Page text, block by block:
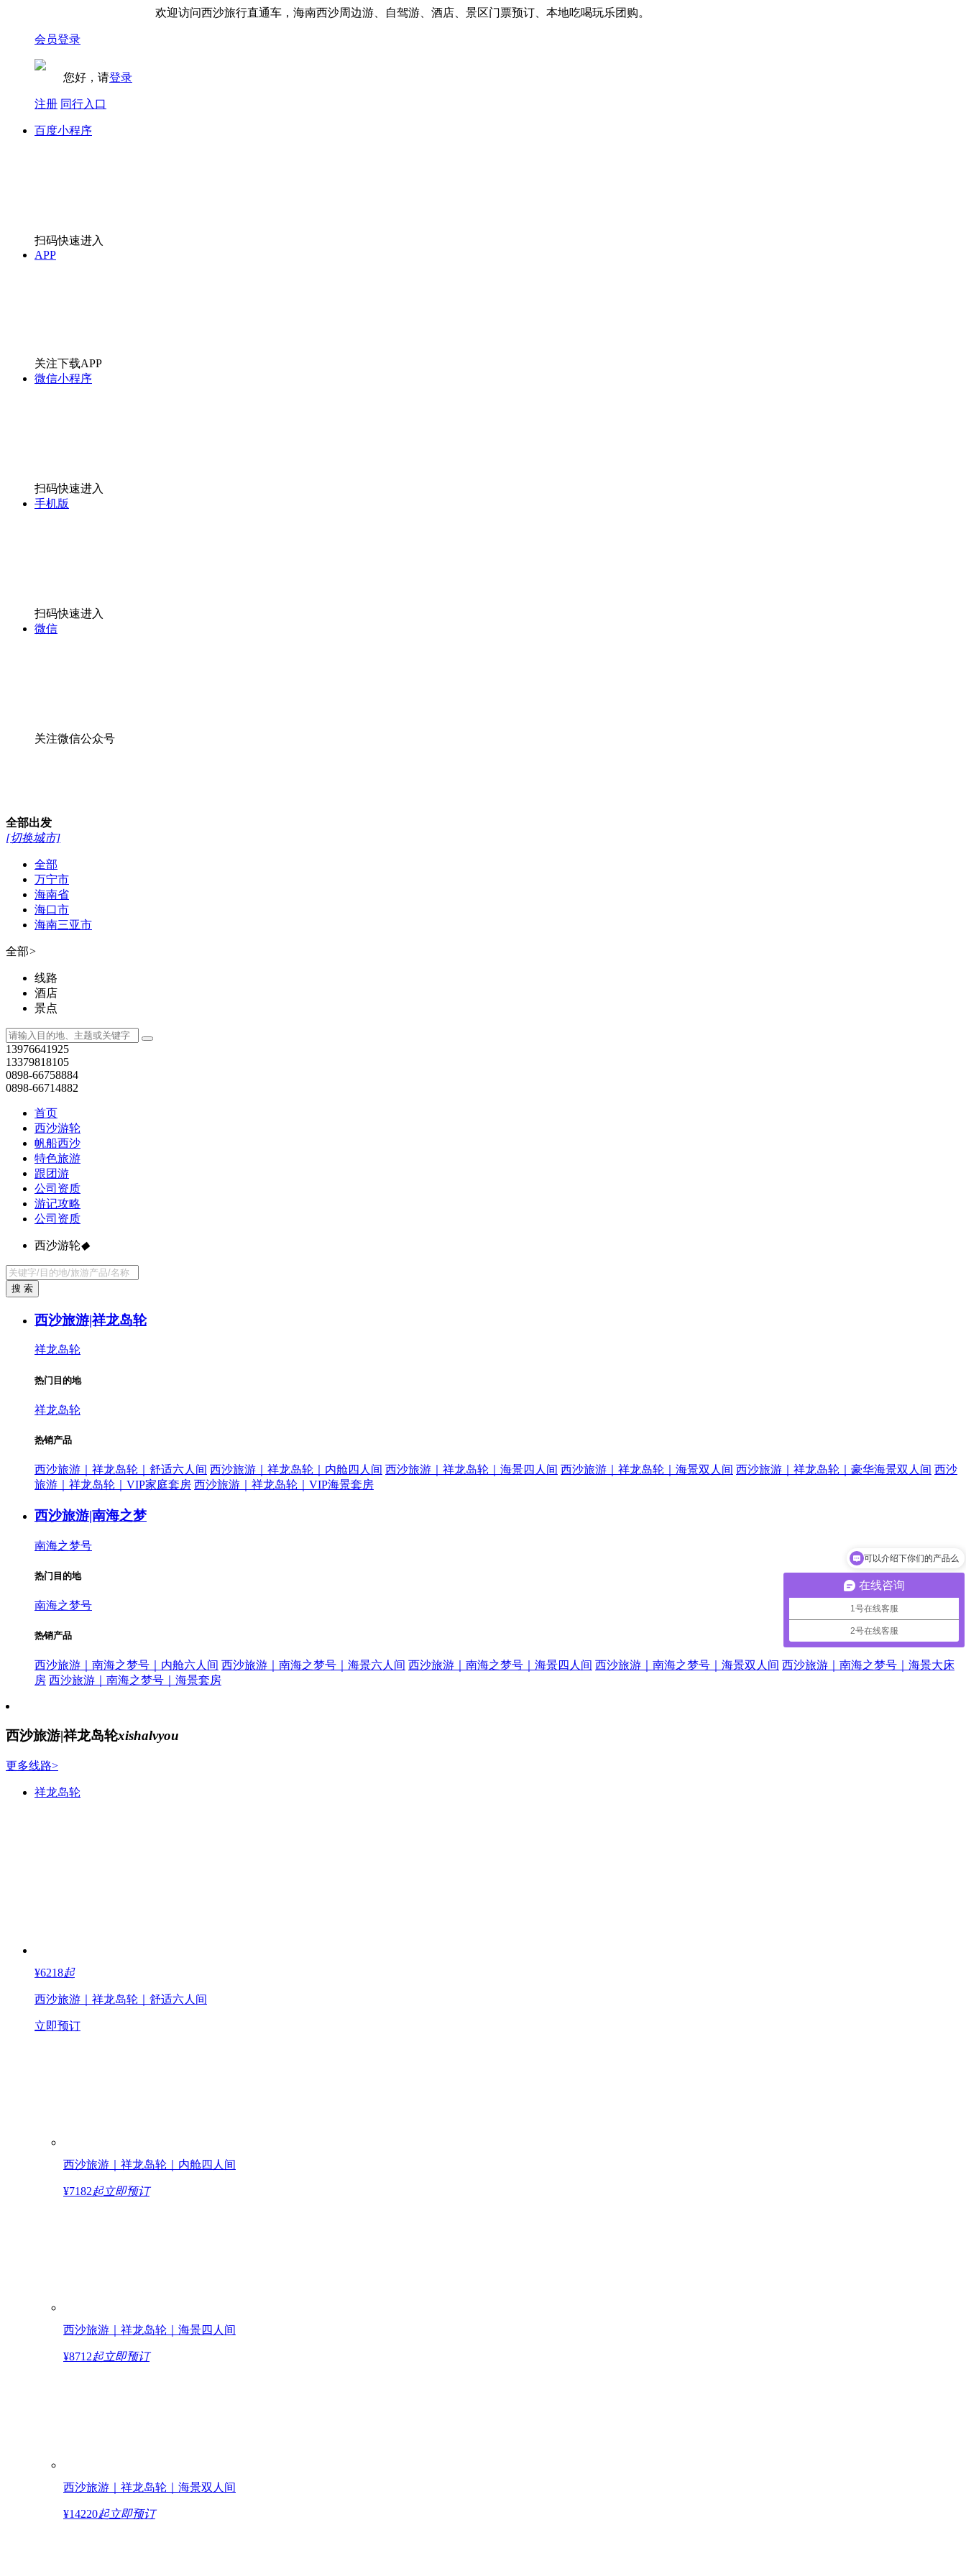
欢迎访问西沙旅行直通车，海南西沙周边游、自驾游、酒店、景区门票预订、本地吃喝玩乐团购。
会员登录
您好，请登录
注册 同行入口
百度小程序
扫码快速进入
APP
关注下载APP
微信小程序
扫码快速进入
手机版
扫码快速进入
微信
关注微信公众号
全部出发
[切换城市]
全部
万宁市
海南省
海口市
海南三亚市
全部>
线路
酒店
景点
13976641925
13379818105
0898-66758884
0898-66714882
首页
西沙游轮
帆船西沙
特色旅游
跟团游
公司资质
游记攻略
公司资质
西沙游轮◆
西沙旅游|祥龙岛轮
祥龙岛轮
热门目的地
祥龙岛轮
热销产品
西沙旅游｜祥龙岛轮｜舒适六人间 西沙旅游｜祥龙岛轮｜内舱四人间 西沙旅游｜祥龙岛轮｜海景四人间 西沙旅游｜祥龙岛轮｜海景双人间 西沙旅游｜祥龙岛轮｜豪华海景双人间 西沙
旅游｜祥龙岛轮｜VIP家庭套房 西沙旅游｜祥龙岛轮｜VIP海景套房
西沙旅游|南海之梦
南海之梦号
热门目的地
南海之梦号
热销产品
西沙旅游｜南海之梦号｜内舱六人间 西沙旅游｜南海之梦号｜海景六人间 西沙旅游｜南海之梦号｜海景四人间 西沙旅游｜南海之梦号｜海景双人间 西沙旅游｜南海之梦号｜海景大床
房 西沙旅游｜南海之梦号｜海景套房
西沙旅游|祥龙岛轮xishalvyou
更多线路>
祥龙岛轮
¥6218起
西沙旅游｜祥龙岛轮｜舒适六人间
立即预订
西沙旅游｜祥龙岛轮｜内舱四人间
¥7182起立即预订
西沙旅游｜祥龙岛轮｜海景四人间
¥8712起立即预订
西沙旅游｜祥龙岛轮｜海景双人间
¥14220起立即预订
在线咨询
1号在线客服
2号在线客服
你们是怎么收费的呢